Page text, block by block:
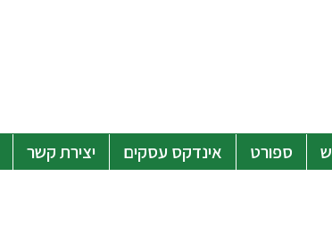
ספורט אינדקס עסקים יצירת קשר